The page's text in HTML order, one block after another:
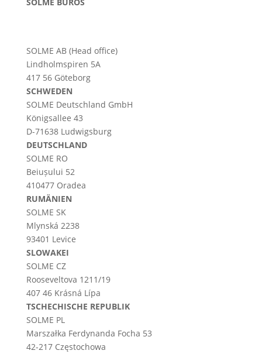
SOLME BÜROS
SOLME AB (Head office)
Lindholmspiren 5A
417 56 Göteborg
SCHWEDEN
SOLME Deutschland GmbH
Königsallee 43
D-71638 Ludwigsburg
DEUTSCHLAND
SOLME RO
Beiușului 52
410477 Oradea
RUMÄNIEN
SOLME SK
Mlynská 2238
93401 Levice
SLOWAKEI
SOLME CZ
Rooseveltova 1211/19
407 46 Krásná Lípa
TSCHECHISCHE REPUBLIK
SOLME PL
Marszałka Ferdynanda Focha 53
42-217 Częstochowa